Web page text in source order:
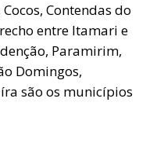
Contendas do
entre Itamari e
Paramirim,
Domingos,
são os municípios